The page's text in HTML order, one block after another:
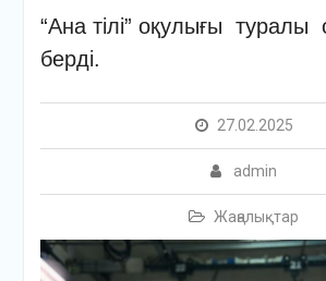
“Ана тілі” оқулығы туралы
берді.
27.02.2025
admin
Жаңалықтар